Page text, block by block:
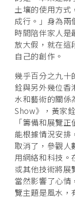
土壤的使用方式
成行。」身為兩
時間陪伴家人是
放大假，就在這
自己的創作。
幾乎百分之九十
銓與另外幾位香
水和藝術的關
Show》，黃家
「籌備和展覽
能根據情況安排
取消了，參觀人
用網絡和科技。
或其他技術將展
當然影響了心情
覽主題是風水，